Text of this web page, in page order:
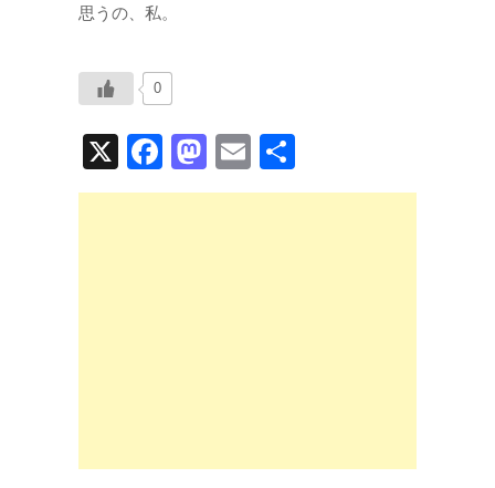
思うの、私。
0
X
F
a
M
a
E
m 有